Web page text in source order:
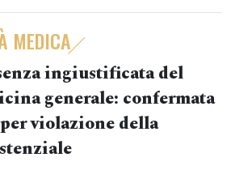
MEDICA
ingiustificata del
generale: confermata
violazione della